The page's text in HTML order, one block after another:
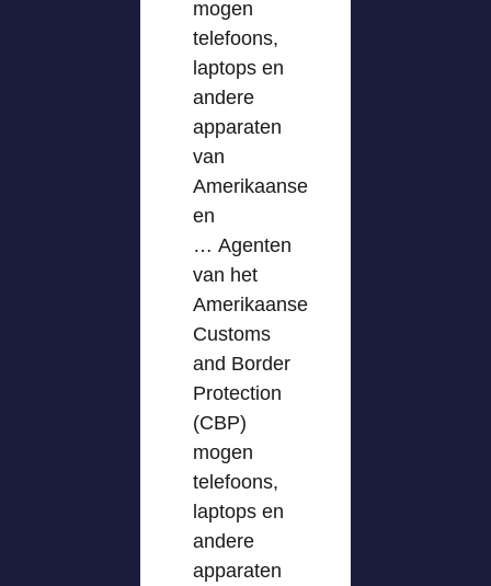
mogen
telefoons,
laptops en
andere
apparaten
van
Amerikaanse
en
… Agenten
van het
Amerikaanse
Customs
and Border
Protection
(CBP)
mogen
telefoons,
laptops en
andere
apparaten